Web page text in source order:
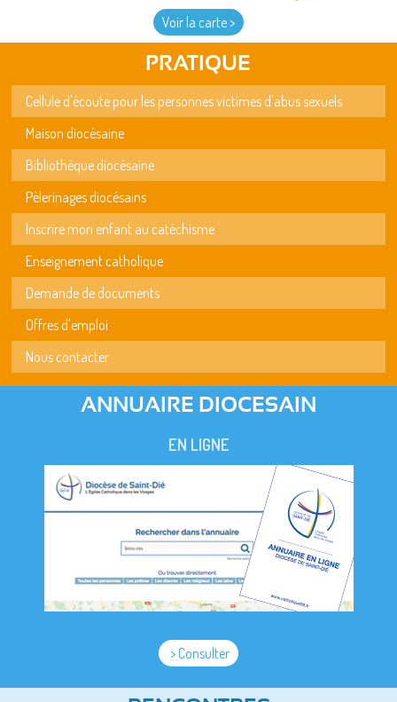
Voir la carte >
PRATIQUE
Cellule d'écoute pour les personnes victimes d'abus sexuels
Maison diocésaine
Bibliothèque diocésaine
Pèlerinages diocésains
Inscrire mon enfant au catéchisme
Enseignement catholique
Demande de documents
Offres d'emploi
Nous contacter
ANNUAIRE DIOCESAIN
EN LIGNE
> Consulter